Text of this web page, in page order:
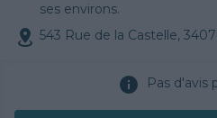
ses environs.
543 Rue de la Castelle,
Pas d'avis